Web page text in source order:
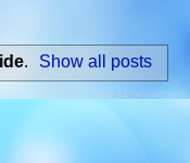
. Show all posts